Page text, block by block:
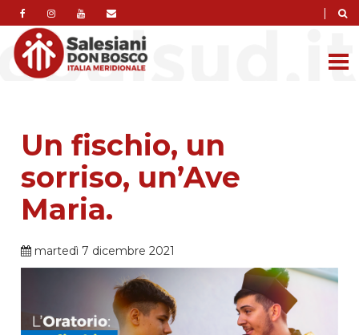
|
Un fischio, un
sorriso, un’Ave
Maria.
martedì 7 dicembre 2021